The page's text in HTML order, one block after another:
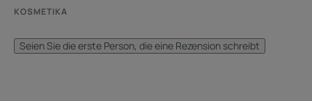
KOSMETIKA
Seien Sie die erste Person, die eine Rezension schreibt